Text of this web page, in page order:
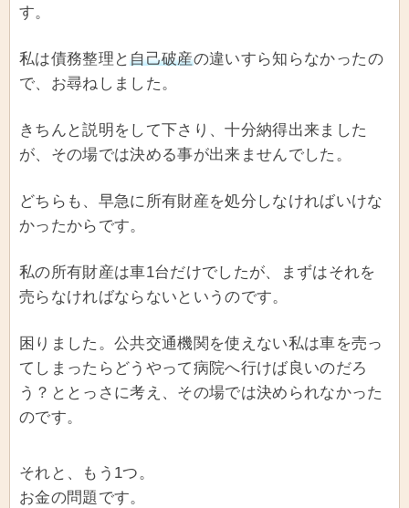
す。
私は債務整理と自己破産の違いすら知らなかったの
で、お尋ねしました。
きちんと説明をして下さり、十分納得出来ました
が、その場では決める事が出来ませんでした。
どちらも、早急に所有財産を処分しなければいけな
かったからです。
私の所有財産は車1台だけでしたが、まずはそれを
売らなければならないというのです。
困りました。公共交通機関を使えない私は車を売っ
てしまったらどうやって病院へ行けば良いのだろ
う？ととっさに考え、その場では決められなかった
のです。
それと、もう1つ。
お金の問題です。